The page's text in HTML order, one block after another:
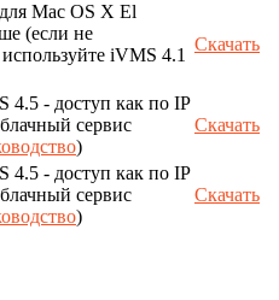
Mac OS X El
(если не
iVMS 4.1
Скачать
4.5 - доступ как по IP
сервис
)
Скачать
4.5 - доступ как по IP
сервис
)
Скачать